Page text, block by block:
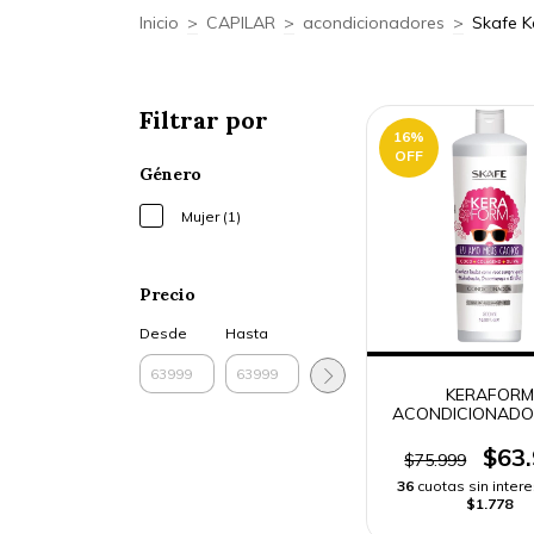
Inicio > CAPILAR > acondicionadores > Skafe
Filtrar por
Género
Mujer (1)
Precio
Desde Hasta
16%
OFF
KERAFORM
$75.999
36 cuotas sin
$1.778